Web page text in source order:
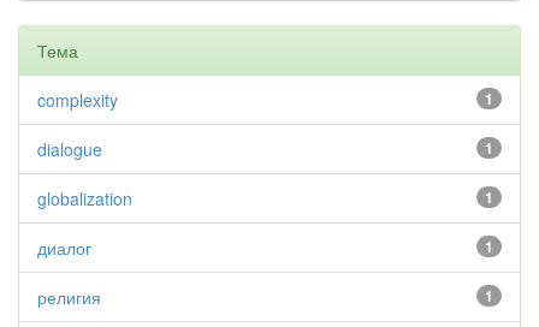
Тема
1
complexity
1
dialogue
1
globalization
1
диалог
1
религия